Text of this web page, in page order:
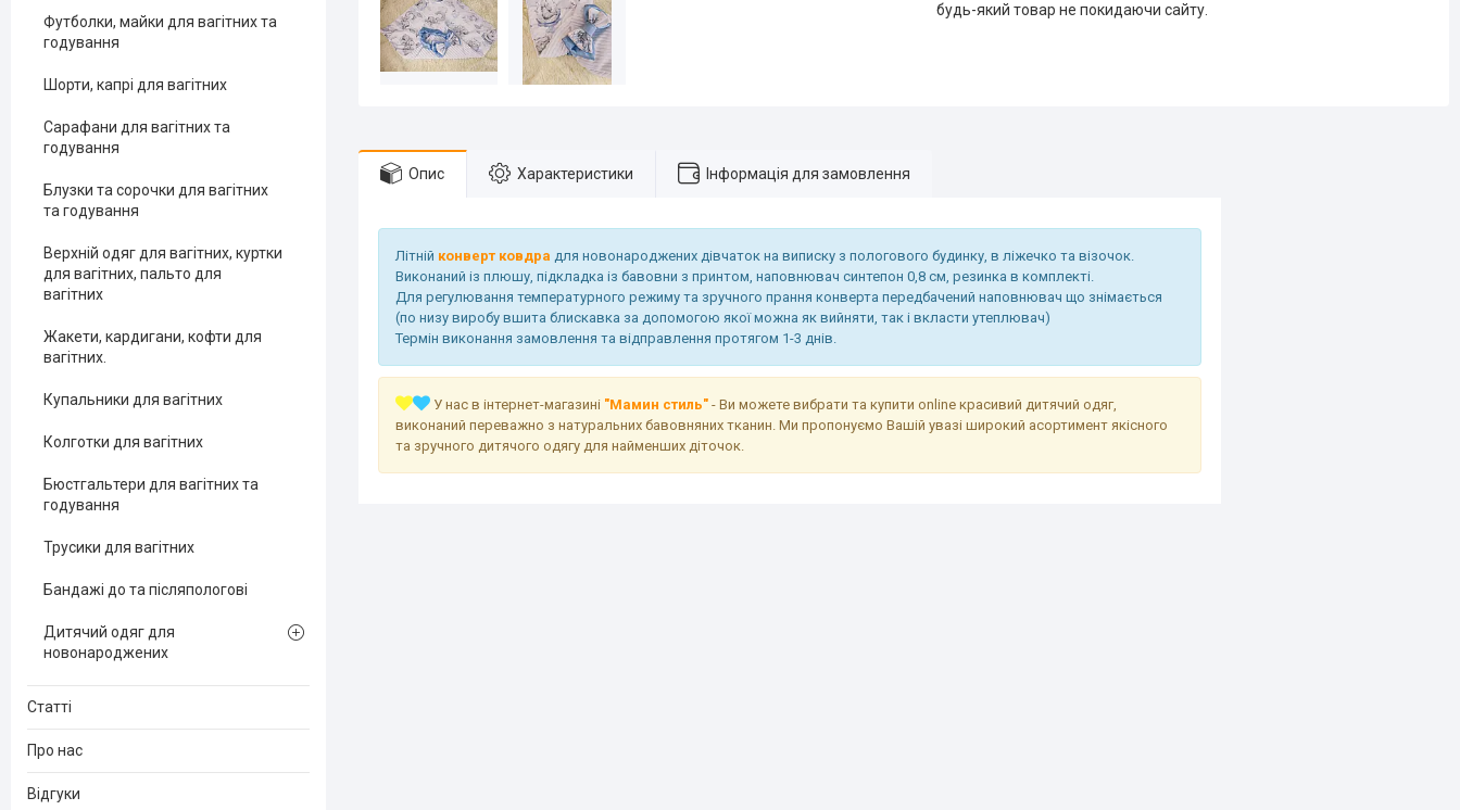
будь-який товар не покидаючи сайту.
Опис Характеристики Інформація для замовлення
Літній конверт ковдра для новонароджених дівчаток на виписку з пологового будинку, в ліжечко та візочок.
Виконаний із плюшу, підкладка із бавовни з принтом, наповнювач синтепон 0,8 см, резинка в комплекті.
Для регулювання температурного режиму та зручного прання конверта передбачений наповнювач що знімається
(по низу виробу вшита блискавка за допомогою якої можна як вийняти, так і вкласти утеплювач)
Термін виконання замовлення та відправлення протягом 1-3 днів.
У нас в інтернет-магазині "Мамин стиль" - Ви можете вибрати та купити online красивий дитячий одяг,
виконаний переважно з натуральних бавовняних тканин. Ми пропонуємо Вашій увазі широкий асортимент якісного
та зручного дитячого одягу для найменших діточок.
Футболки, майки для вагітних та
годування
Шорти, капрі для вагітних
Сарафани для вагітних та
годування
Блузки та сорочки для вагітних
та годування
Верхній одяг для вагітних, куртки
для вагітних, пальто для
вагітних
Жакети, кардигани, кофти для
вагітних.
Купальники для вагітних
Колготки для вагітних
Бюстгальтери для вагітних та
годування
Трусики для вагітних
Бандажі до та післяпологові
Дитячий одяг для
новонароджених
Статті
Про нас
Відгуки